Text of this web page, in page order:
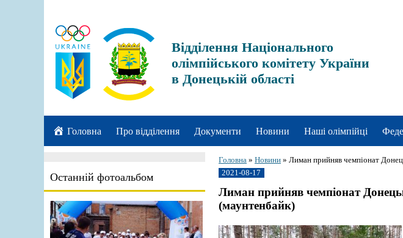
Відділення Національного
олімпійського комітету України
в Донецькій області
Головна Про відділення Документи Новини Наші олімпійці
Останній фотоальбом
Головна » Новини » Лиман прийняв чемпіонат
2021-08-17
Лиман прийняв чемпіонат
(маунтенбайк)